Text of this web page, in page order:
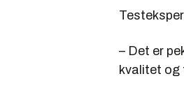
– Det er
kvalitet og